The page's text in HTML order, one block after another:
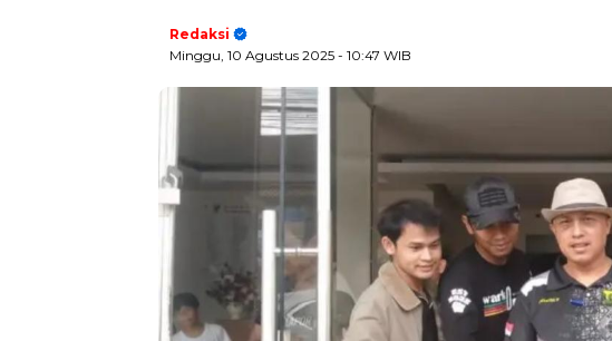
Redaksi
Minggu, 10 Agustus 2025 - 10:47 WIB